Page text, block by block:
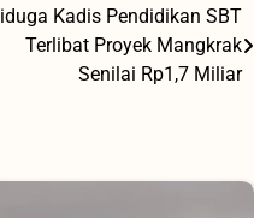
Kadis Pendidikan SBT
Terlibat Proyek Mangkrak
Senilai Rp1,7 Miliar